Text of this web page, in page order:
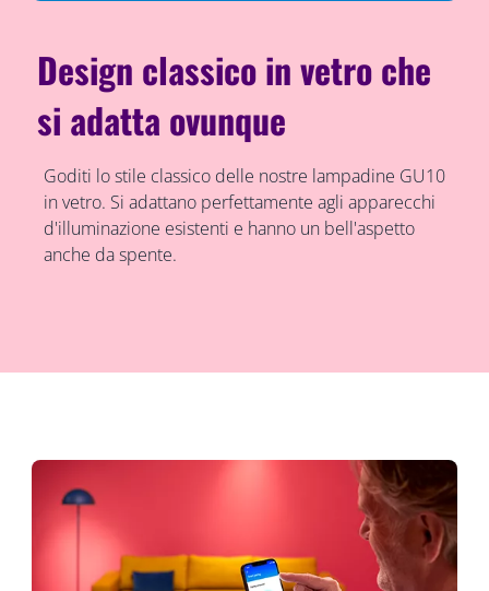
Design classico in vetro che
si adatta ovunque
Goditi lo stile classico delle nostre lampadine GU10
in vetro. Si adattano perfettamente agli apparecchi
d'illuminazione esistenti e hanno un bell'aspetto
anche da spente.